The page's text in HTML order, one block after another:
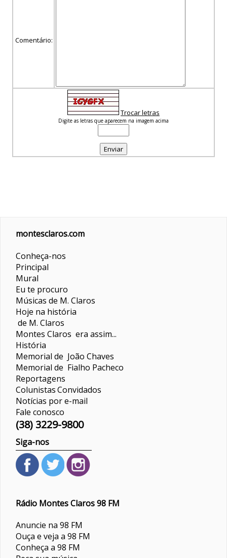
Comentário:
Trocar letras
Digite as letras que aparecem na imagem acima
montesclaros.com
Conheça-nos
Principal
Mural
Eu te procuro
Músicas de M. Claros
Hoje na história
de M. Claros
Montes Claros era assim...
História
Memorial de João Chaves
Memorial de Fialho Pacheco
Reportagens
ColunistasConvidados
Notícias por e-mail
Fale conosco
(38) 3229-9800
Siga-nos
Rádio Montes Claros 98 FM
Anuncie na 98 FM
Ouça e veja a 98 FM
Conheça a 98 FM